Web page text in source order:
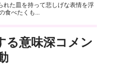
れた皿を持って悲しげな表情を浮
食べたくも...
る意味深コメン